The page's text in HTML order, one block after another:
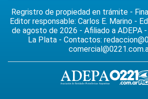
Regristro de propiedad en trámite -
Editor responsable: Carlos E. Marino -
de agosto de 2026 - Afiliado a ADEPA
La Plata - Contactos: